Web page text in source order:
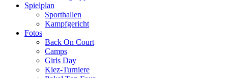
Spielplan
Sporthallen
Kampfgericht
Fotos
Back On Court
Camps
Girls Day
Kiez-Turniere